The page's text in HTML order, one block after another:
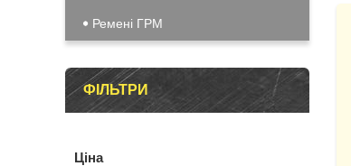
Ремені ГРМ
ФІЛЬТРИ
Ціна